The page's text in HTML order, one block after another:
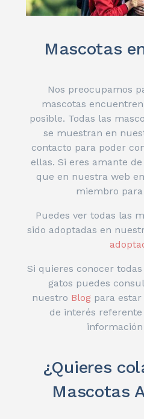
Mascotas
Nos preocupamos
mascotas
posible. Todas las
se muestran en
contacto para poder
ellas. Si eres amante
que en nuestra web
miembro
Puedes ver todas las
sido adoptadas en
Si quieres conocer
gatos puedes
nuestro Blog para
de interés
¿Quieres
Mascotas